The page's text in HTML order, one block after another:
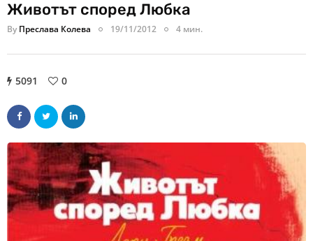
Животът според Любка
By Преслава Колева 19/11/2012 4 мин.
5091 0